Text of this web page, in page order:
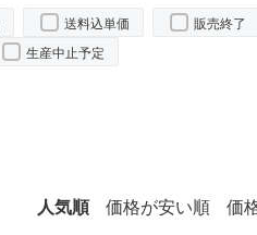
送料込単価 販売終了
生産中止予定
人気順 価格が安い順 価